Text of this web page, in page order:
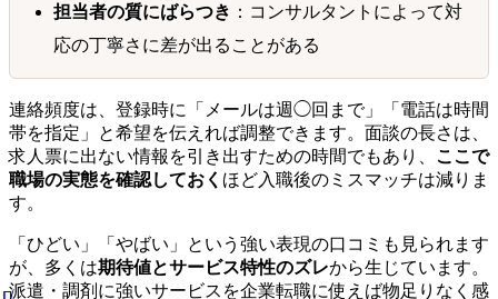
担当者の質にばらつき ：コンサルタントによって対
応の丁寧さに差が出ることがある
連絡頻度は、登録時に「メールは週◯回まで」「電話は時間
帯を指定」と希望を伝えれば調整できます。面談の長さは、
求人票に出ない情報を引き出すための時間でもあり、 ここで
職場の実態を確認しておく ほど入職後のミスマッチは減りま
す。
「ひどい」「やばい」という強い表現の口コミも見られます
が、多くは期待値とサービス特性のズレから生じています。
派遣・調剤に強いサービスを企業転職に使えば物足りなく感